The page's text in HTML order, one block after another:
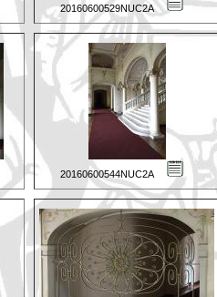
20160600529NUC2A
20160600544NUC2A